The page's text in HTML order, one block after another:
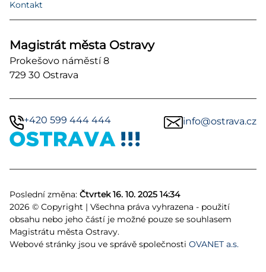
Kontakt
Magistrát města Ostravy
Prokešovo náměstí 8
729 30 Ostrava
+420 599 444 444 info@ostrava.cz
Poslední změna: Čtvrtek 16. 10. 2025 14:34
2026 © Copyright | Všechna práva vyhrazena - použití
obsahu nebo jeho částí je možné pouze se souhlasem
Magistrátu města Ostravy.
Webové stránky jsou ve správě společnosti OVANET a.s.